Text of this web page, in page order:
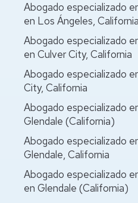
Abogado especializado
en Los Ángeles, California
Abogado especializado
en Culver City, California
Abogado especializado
City, California
Abogado especializado
Glendale (California)
Abogado especializado
Glendale, California
Abogado especializado
en Glendale (California)